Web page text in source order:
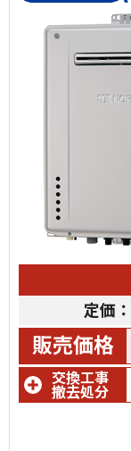
定価：
販売価格
交換工事
撤去処分